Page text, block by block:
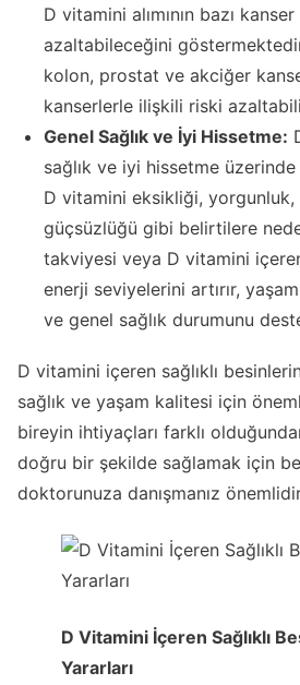
D vitamini alımının bazı
azaltabileceğini
kolon, prostat ve akciğer
kanserlerle ilişkili riski
Genel Sağlık ve İyi Hissetme:
sağlık ve iyi hissetme
D vitamini eksikliği, yorgunluk,
güçsüzlüğü gibi belirtilere
takviyesi veya D vitamini
enerji seviyelerini artırır,
ve genel sağlık durumunu
D vitamini içeren sağlıklı
sağlık ve yaşam kalitesi için
bireyin ihtiyaçları farklı
doğru bir şekilde sağlamak için
doktorunuza danışmanız
D Vitamini İçeren Sağlıklı
Yararları